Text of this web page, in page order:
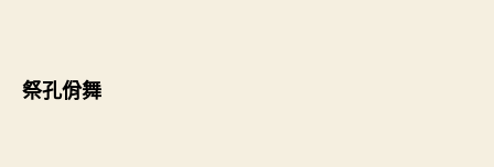
祭孔佾舞